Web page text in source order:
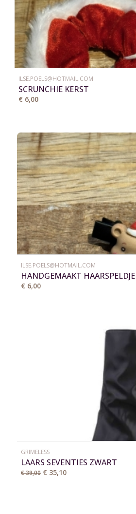
ILSE.POELS@HOTMAIL.COM
SCRUNCHIE KERST
€ 6,00
ILSE.POELS@HOTMAIL.COM
HANDGEMAAKT
€ 6,00
GRIMELESS
LAARS SEVENTIES ZWART
€ 39,00 € 35,10